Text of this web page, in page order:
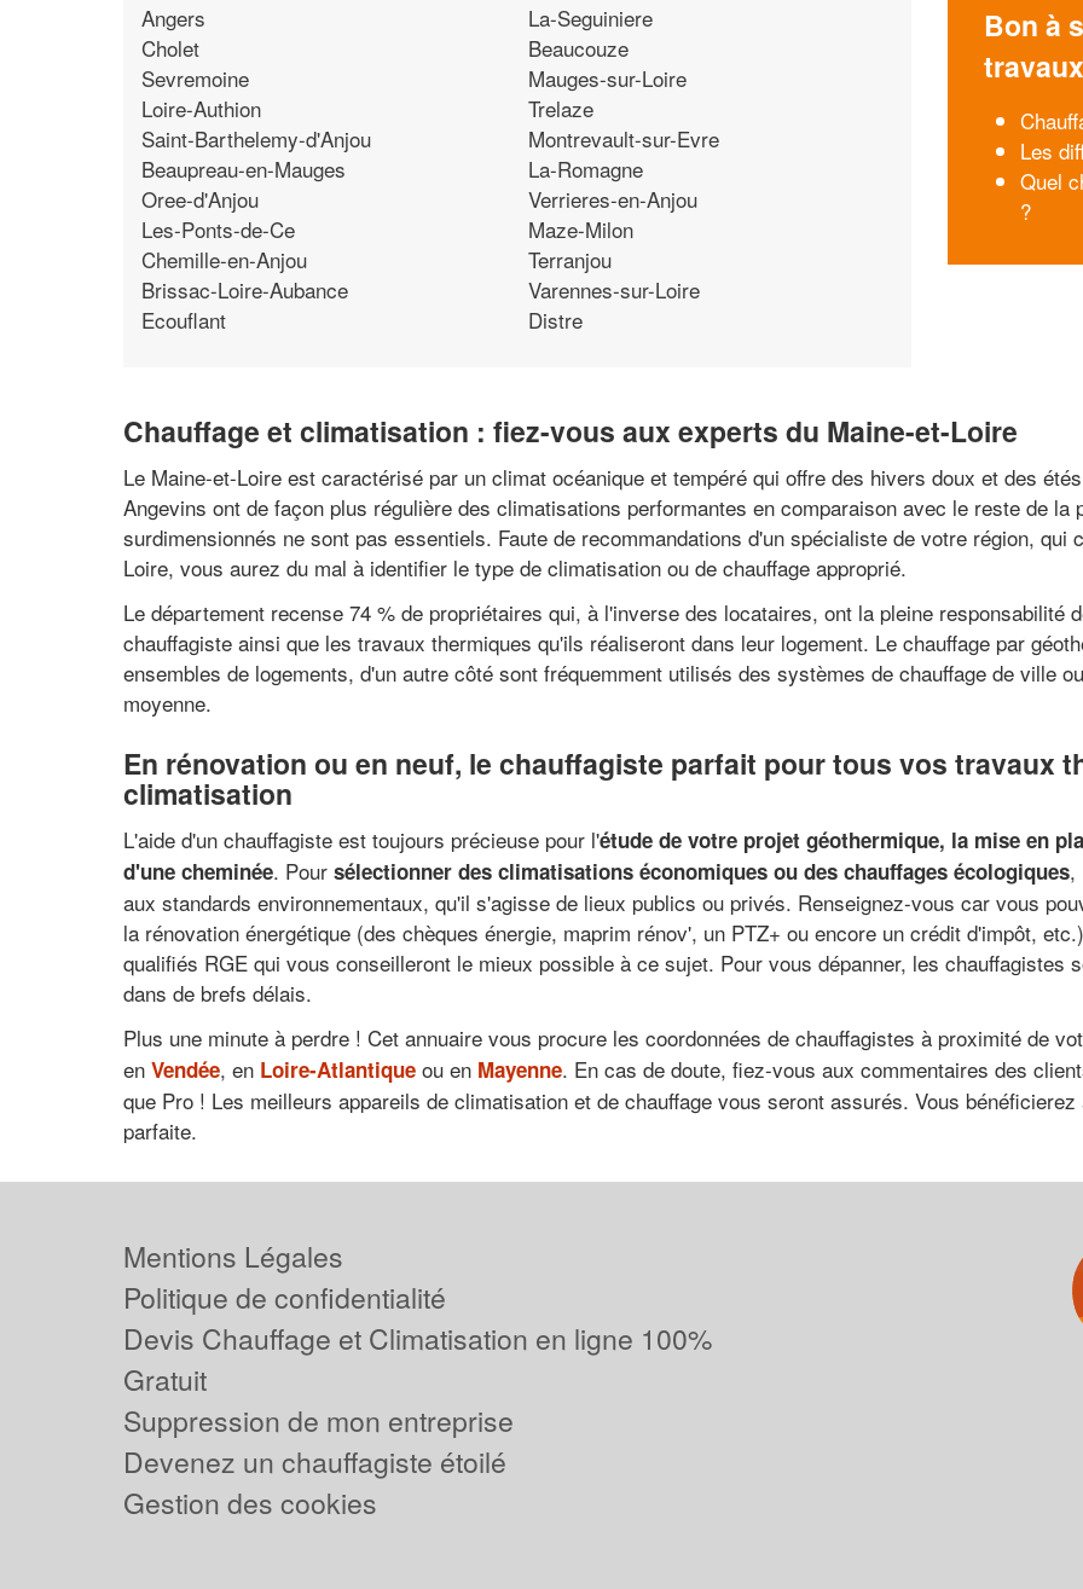
Angers
Cholet
Sevremoine
Loire-Authion
Saint-Barthelemy-d'Anjou
Beaupreau-en-Mauges
Oree-d'Anjou
Les-Ponts-de-Ce
Chemille-en-Anjou
Brissac-Loire-Aubance
Ecouflant
La-Seguiniere
Beaucouze
Mauges-sur-Loire
Trelaze
Montrevault-sur-Evre
La-Romagne
Verrieres-en-Anjou
Maze-Milon
Terranjou
Varennes-sur-Loire
Distre
Bon à
travaux
Les
Quel
?
Chauffage et climatisation : fiez-vous aux experts du Maine-et-Loire
Le Maine-et-Loire est caractérisé par un climat océanique et tempéré qui offre des hivers doux et des
Angevins ont de façon plus régulière des climatisations performantes en comparaison avec le reste de la
surdimensionnés ne sont pas essentiels. Faute de recommandations d'un spécialiste de votre région,
Loire, vous aurez du mal à identifier le type de climatisation ou de chauffage approprié.
Le département recense 74 % de propriétaires qui, à l'inverse des locataires, ont la pleine responsabilité
chauffagiste ainsi que les travaux thermiques qu'ils réaliseront dans leur logement. Le chauffage par
ensembles de logements, d'un autre côté sont fréquemment utilisés des systèmes de chauffage de ville
moyenne.
En rénovation ou en neuf, le chauffagiste parfait pour tous vos travaux
climatisation
L'aide d'un chauffagiste est toujours précieuse pour l'étude de votre projet géothermique, la mise en
d'une cheminée. Pour sélectionner des climatisations économiques ou des chauffages écologiques,
aux standards environnementaux, qu'il s'agisse de lieux publics ou privés. Renseignez-vous car vous
la rénovation énergétique (des chèques énergie, maprim rénov', un PTZ+ ou encore un crédit d'impôt,
qualifiés RGE qui vous conseilleront le mieux possible à ce sujet. Pour vous dépanner, les chauffagistes
dans de brefs délais.
Plus une minute à perdre ! Cet annuaire vous procure les coordonnées de chauffagistes à proximité de
en Vendée, en Loire-Atlantique ou en Mayenne. En cas de doute, fiez-vous aux commentaires des
que Pro ! Les meilleurs appareils de climatisation et de chauffage vous seront assurés. Vous
parfaite.
Mentions Légales
Politique de confidentialité
Devis Chauffage et Climatisation en ligne 100%
Gratuit
Suppression de mon entreprise
Devenez un chauffagiste étoilé
Gestion des cookies